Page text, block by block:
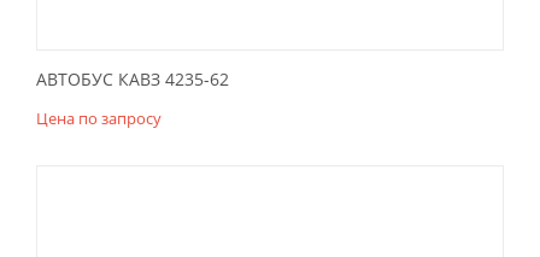
АВТОБУС КАВЗ 4235-62
Цена по запросу